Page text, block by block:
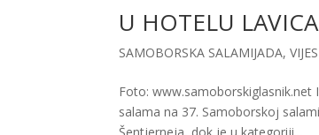
U HOTELU
SAMOBORSKA SALAMIJADA,
Foto:
salama na 37. Samoborskoj